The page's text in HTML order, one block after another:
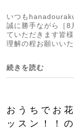
いつも
誠に勝手ながら［8
ていただきます皆
理解の程お願いい
続きを読む
おうちでお
ッスン！！